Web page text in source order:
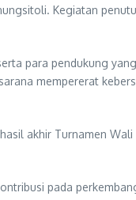
Kegiatan
para pendukung
mempererat
akhir Turnamen
pada